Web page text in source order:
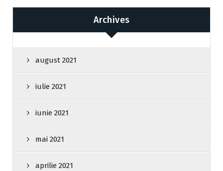
Archives
august 2021
iulie 2021
iunie 2021
mai 2021
aprilie 2021